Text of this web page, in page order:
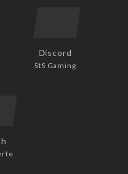
Discord
StS Gaming